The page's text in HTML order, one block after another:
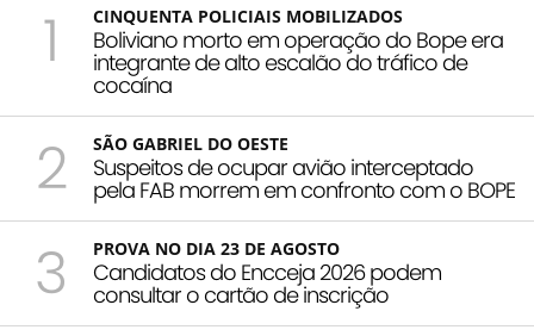
1 CINQUENTA POLICIAIS MOBILIZADOS
Boliviano morto em operação do Bope era
integrante de alto escalão do tráfico de
cocaína
2 SÃO GABRIEL DO OESTE
Suspeitos de ocupar avião interceptado
pela FAB morrem em confronto com o BOPE
3 PROVA NO DIA 23 DE AGOSTO
Candidatos do Encceja 2026 podem
consultar o cartão de inscrição